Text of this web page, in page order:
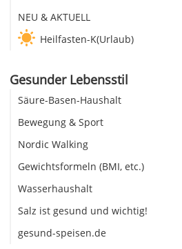
NEU & AKTUELL
Heilfasten-K(Urlaub)
Gesunder Lebensstil
Säure-Basen-Haushalt
Bewegung & Sport
Nordic Walking
Gewichtsformeln (BMI, etc.)
Wasserhaushalt
Salz ist gesund und wichtig!
gesund-speisen.de